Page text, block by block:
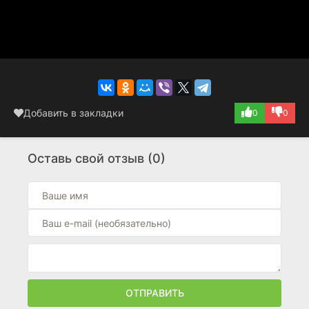
Добавить в закладки 0 0
Оставь свой отзыв (0)
ОТПРАВИТЬ